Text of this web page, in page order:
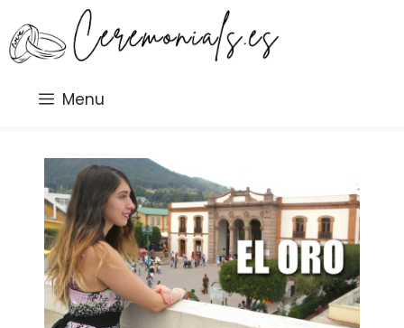
al
contenido
Menu